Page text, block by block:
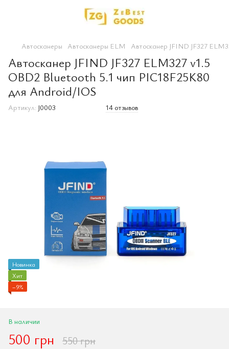
Автосканеры Автосканеры ELM Автосканер JFIND JF327
Автосканер JFIND JF327 ELM327 v1.5
OBD2 Bluetooth 5.1 чип PIC18F25K80
для Android/IOS
Артикул: J0003 14 отзывов
Новинка
Хит
−9%
В наличии
500 грн 550 грн